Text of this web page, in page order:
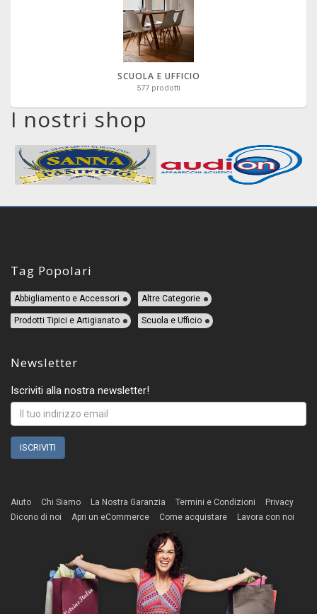
SCUOLA E UFFICIO
577 prodotti
I nostri shop
Tag Popolari
Abbigliamento e Accessori Altre Categorie
Prodotti Tipici e Artigianato Scuola e Ufficio
Newsletter
Iscriviti alla nostra newsletter!
Aiuto Chi Siamo La Nostra Garanzia Termini e Condizioni
Privacy
Dicono di noi
Apri un eCommerce Come acquistare Lavora con noi